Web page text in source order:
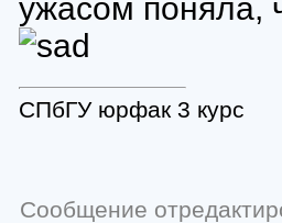
ужасом поняла,
СПбГУ юрфак 3 курс
Сообщение